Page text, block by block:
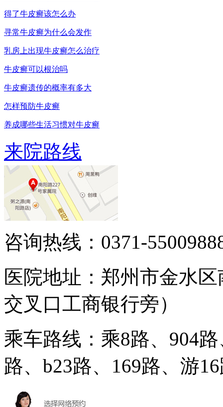
得了牛皮癣该怎么办
寻常牛皮癣为什么会发作
乳房上出现牛皮癣怎么治疗
牛皮癣可以根治吗
牛皮癣遗传的概率有多大
怎样预防牛皮癣
养成哪些生活习惯对牛皮癣
来院路线
咨询热线：0371-
医院地址：郑州市金水
交叉口工商银行旁）
乘车路线：乘8路、904
路、b23路、169路、游